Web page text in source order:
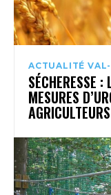
ACTUALITÉ
SÉCHERESSE
MESURES